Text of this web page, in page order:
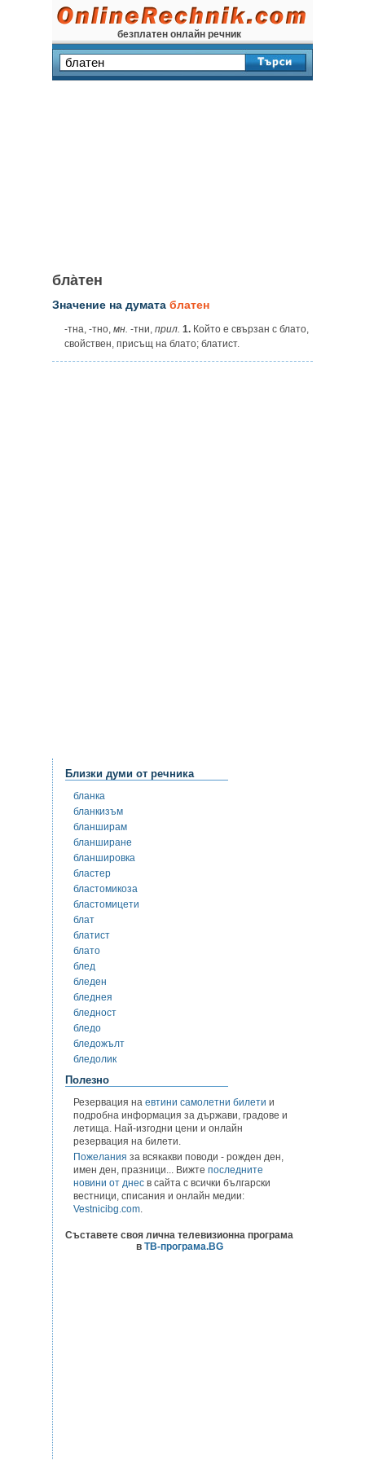
безплатен онлайн речник
бла̀тен
Значение на думата блатен
-тна, -тно, мн. -тни, прил. 1. Който е свързан с блато,
свойствен, присъщ на блато; блатист.
Близки думи от речника
бланка
бланкизъм
бланширам
бланширане
бланшировка
бластер
бластомикоза
бластомицети
блат
блатист
блато
блед
бледен
бледнея
бледност
бледо
бледожълт
бледолик
Полезно
Резервация на евтини самолетни билети и
подробна информация за държави, градове и
летища. Най-изгодни цени и онлайн
резервация на билети.
Пожелания за всякакви поводи - рожден ден,
имен ден, празници... Вижте последните
новини от днес в сайта с всички български
вестници, списания и онлайн медии:
Vestnicibg.com.
Съставете своя лична телевизионна програма
в ТВ-програма.BG